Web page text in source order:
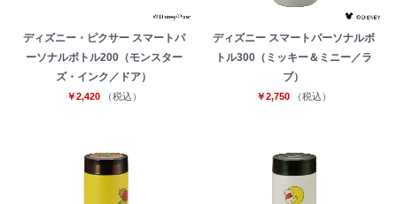
ディズニー・ピクサー スマートパ
ーソナルボトル200（モンスター
ズ・インク／ドア）
￥2,420 （税込）
ディズニー スマートパーソナルボ
トル300（ミッキー＆ミニー／ラ
ブ）
￥2,750 （税込）